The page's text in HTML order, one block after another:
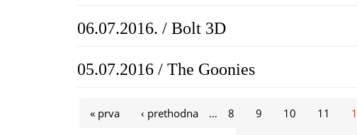
06.07.2016. / Bolt 3D
05.07.2016 / The Goonies
Stranice
« prva ‹ prethodna … 8 9 10 11